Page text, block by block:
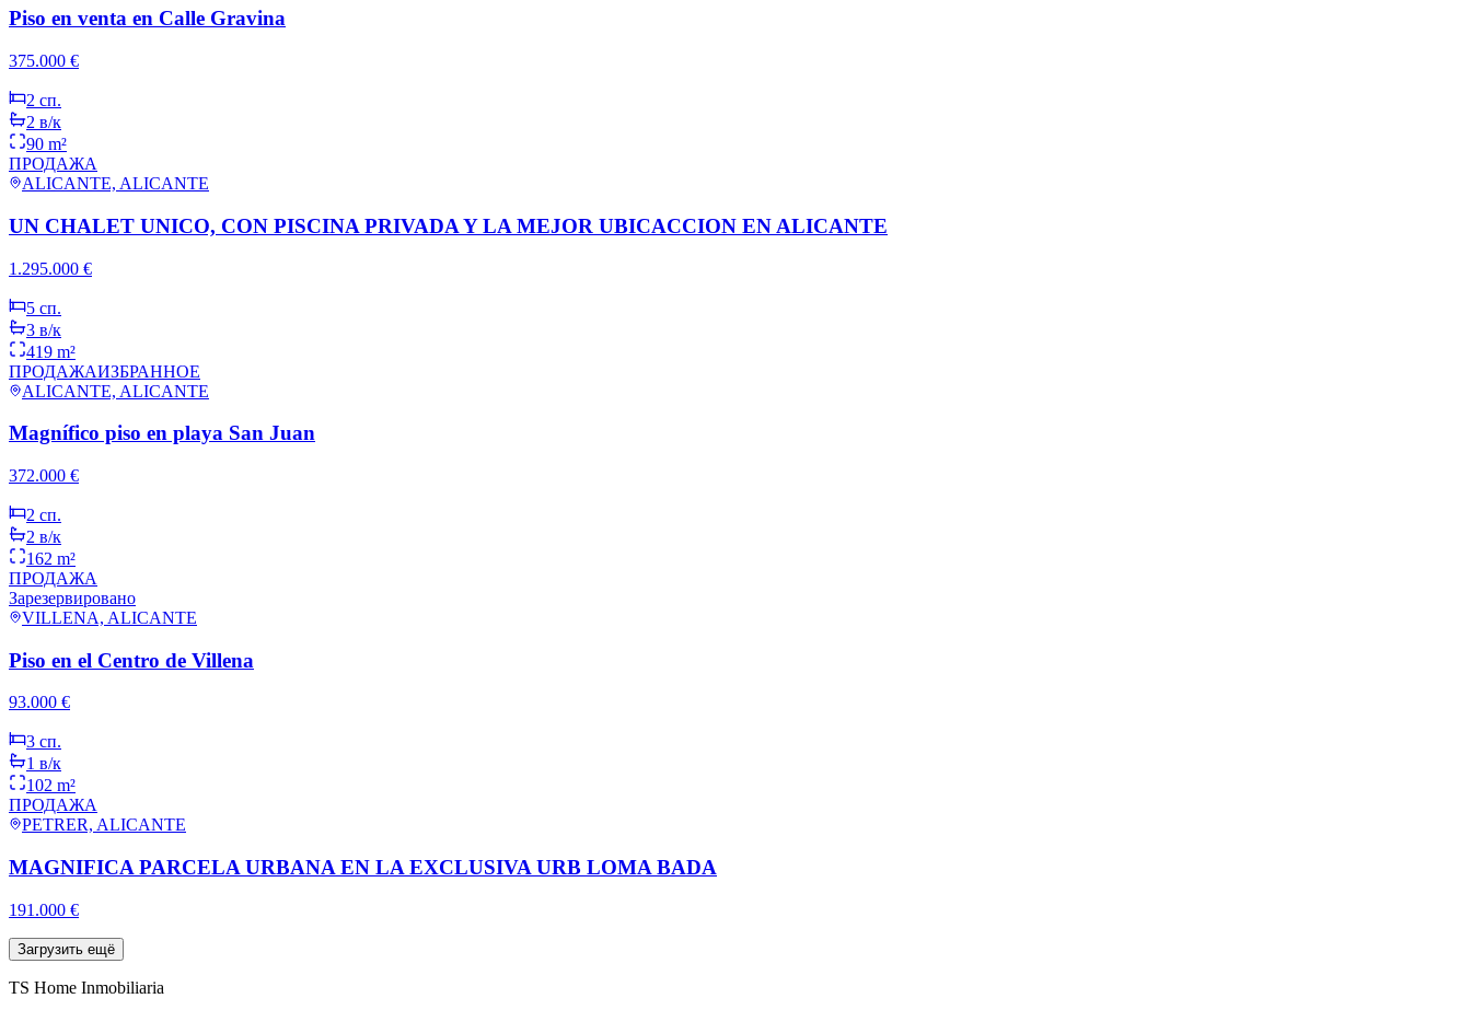
Piso en venta en Calle Gravina
375.000 €
2 сп.
2 в/к
90 m²
ПРОДАЖА
ALICANTE, ALICANTE
UN CHALET UNICO, CON PISCINA PRIVADA Y LA MEJOR UBICACCION EN ALICANTE
1.295.000 €
5 сп.
3 в/к
419 m²
ПРОДАЖАИЗБРАННОЕ
ALICANTE, ALICANTE
Magnífico piso en playa San Juan
372.000 €
2 сп.
2 в/к
162 m²
ПРОДАЖА
Зарезервировано
VILLENA, ALICANTE
Piso en el Centro de Villena
93.000 €
3 сп.
1 в/к
102 m²
ПРОДАЖА
PETRER, ALICANTE
MAGNIFICA PARCELA URBANA EN LA EXCLUSIVA URB LOMA BADA
191.000 €
Загрузить ещё
TS Home Inmobiliaria